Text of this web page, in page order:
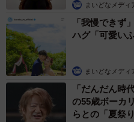
まいどなメディ
「我慢できず
ハグ「可愛い
まいどなメディ
「だんだん時
の55歳ボーカ
らとの「夏祭